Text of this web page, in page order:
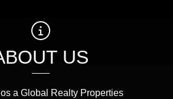
US
a Global Realty Properties